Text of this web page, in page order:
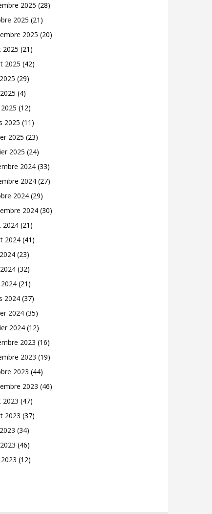
2025 (28)
2025 (21)
2025 (20)
2025 (21)
2025 (42)
(29)
(4)
(12)
2025 (11)
2025 (23)
2025 (24)
2024 (33)
2024 (27)
2024 (29)
2024 (30)
2024 (21)
2024 (41)
(23)
(32)
(21)
2024 (37)
2024 (35)
2024 (12)
2023 (16)
2023 (19)
2023 (44)
2023 (46)
2023 (47)
2023 (37)
(34)
(46)
(12)